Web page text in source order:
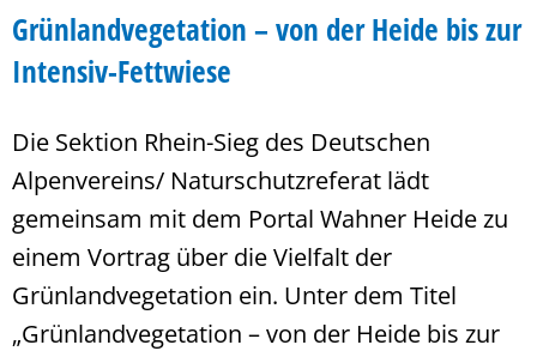
Grünlandvegetation – von der Heide bis zur
Intensiv-Fettwiese
Die Sektion Rhein-Sieg des Deutschen
Alpenvereins/ Naturschutzreferat lädt
gemeinsam mit dem Portal Wahner Heide zu
einem Vortrag über die Vielfalt der
Grünlandvegetation ein. Unter dem Titel
„Grünlandvegetation – von der Heide bis zur